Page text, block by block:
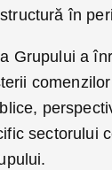
în
Grupului a
sectorului